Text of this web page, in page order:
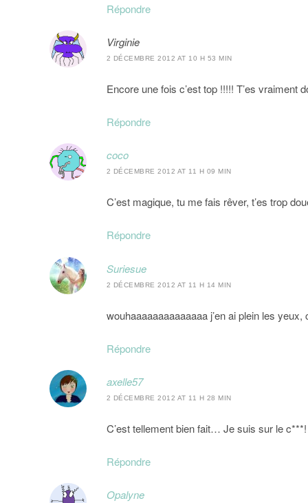
Répondre
Virginie
2 DÉCEMBRE 2012 AT 10 H 53 MIN
Encore une fois c’est top !!!!! T’es vraiment
Répondre
coco
2 DÉCEMBRE 2012 AT 11 H 09 MIN
C’est magique, tu me fais rêver, t’es trop
Répondre
Suriesue
2 DÉCEMBRE 2012 AT 11 H 14 MIN
wouhaaaaaaaaaaaaaa j’en ai plein les
Répondre
axelle57
2 DÉCEMBRE 2012 AT 11 H 28 MIN
C’est tellement bien fait… Je suis sur le c***!
Répondre
Opalyne